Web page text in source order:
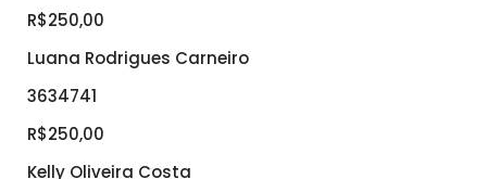
R$250,00
Luana Rodrigues Carneiro
3634741
R$250,00
Kelly Oliveira Costa